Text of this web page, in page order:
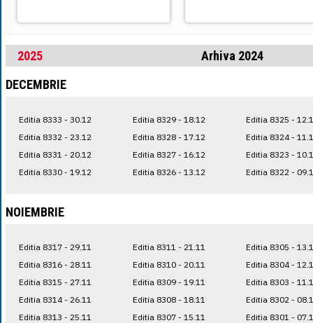
2025
Arhiva 2024
DECEMBRIE
Editia 8333 - 30.12
Editia 8332 - 23.12
Editia 8331 - 20.12
Editia 8330 - 19.12
Editia 8329 - 18.12
Editia 8328 - 17.12
Editia 8327 - 16.12
Editia 8326 - 13.12
Editia 8325 -
Editia 8324 -
Editia 8323 -
Editia 8322 -
NOIEMBRIE
Editia 8317 - 29.11
Editia 8316 - 28.11
Editia 8315 - 27.11
Editia 8314 - 26.11
Editia 8313 - 25.11
Editia 8311 - 21.11
Editia 8310 - 20.11
Editia 8309 - 19.11
Editia 8308 - 18.11
Editia 8307 - 15.11
Editia 8305 -
Editia 8304 -
Editia 8303 -
Editia 8302 -
Editia 8301 -